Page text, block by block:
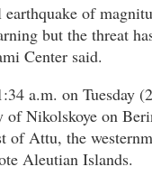
of
but the threat
Center said.
a.m. on Tuesday
Nikolskoye on
of Attu, the
Aleutian Islands.